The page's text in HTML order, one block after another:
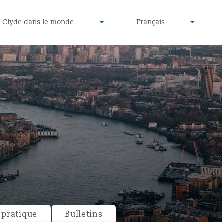
Clyde dans le monde
▾
undefined
Français
▾
pratique Bulletins